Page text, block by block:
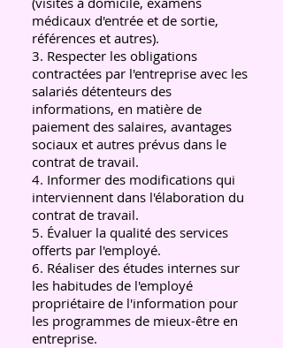
médicaux d'entrée et de sortie,
références et autres).
3. Respecter les obligations
contractées par l'entreprise avec les
salariés détenteurs des
informations, en matière de
paiement des salaires, avantages
sociaux et autres prévus dans le
contrat de travail.
4. Informer des modifications qui
interviennent dans l'élaboration du
contrat de travail.
5. Évaluer la qualité des services
offerts par l'employé.
6. Réaliser des études internes sur
les habitudes de l'employé
propriétaire de l'information pour
les programmes de mieux-être en
entreprise.